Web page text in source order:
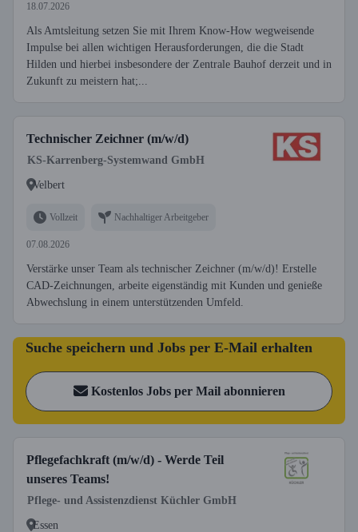
18.07.2026
Als Amtsleitung setzen Sie mit Ihrem Know-How wegweisende
Impulse bei allen wichtigen Herausforderungen, die die Stadt
Hilden und hierbei insbesondere der Zentrale Bauhof derzeit und in
Zukunft zu meistern hat;...
Technischer Zeichner (m/w/d)
KS-Karrenberg-Systemwand GmbH
Velbert
Vollzeit Nachhaltiger Arbeitgeber
07.08.2026
Verstärke unser Team als technischer Zeichner (m/w/d)! Erstelle
CAD-Zeichnungen, arbeite eigenständig mit Kunden und genieße
Abwechslung in einem unterstützenden Umfeld.
Suche speichern und Jobs per E-Mail erhalten
Kostenlos Jobs per Mail abonnieren
Pflegefachkraft (m/w/d) - Werde Teil
unseres Teams!
Pflege- und Assistenzdienst Küchler GmbH
Essen